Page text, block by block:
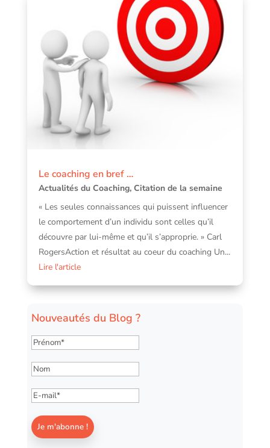
Le coaching en bref …
Actualités du Coaching, Citation de la semaine
« Les seules connaissances qui puissent influencer
le comportement d’un individu sont celles qu’il
découvre par lui-même et qu’il s’approprie. » Carl
RogersAction et résultat au coeur du coaching Un...
Lire l'article
Nouveautés du Blog ?